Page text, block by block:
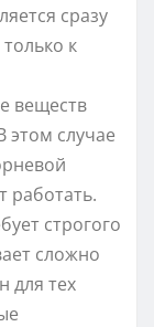
сразу
к
веществ
этом случае
работать.
строгого
сложно
для тех